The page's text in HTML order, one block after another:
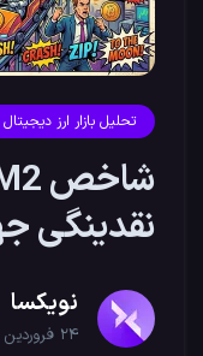
تحلیل بازار ارز دیجیتال
نقدینگی
نویکسا
۲۴ فروردین ۱۴۰۵